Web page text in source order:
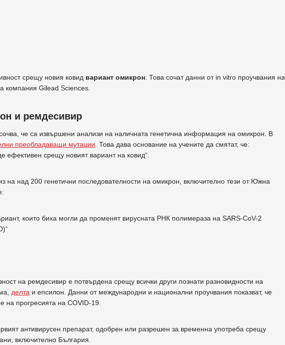
срещу новия ковид вариант омикрон . Това сочат данни от in vitro проучвания на
компания Gilead Sciences.
и ремдесивир
че са извършени анализи на наличната генетична информация на омикрон. В
преобладаващи мутации . Това дава основание на учените да смятат, че:
ефективен срещу новият вариант на ковид“.
на над 200 генетични последователности на омикрон, включително тези от Южна
които биха могли да променят вирусната РНК полимераза на SARS-CoV-2
на ремдесивир е потвърдена срещу всички други познати разновидности на
делта и епсилон. Данни от международни и национални проучвания показват, че
на прогресията на COVID-19.
антивирусен препарат, одобрен или разрешен за временна употреба срещу
включително България.